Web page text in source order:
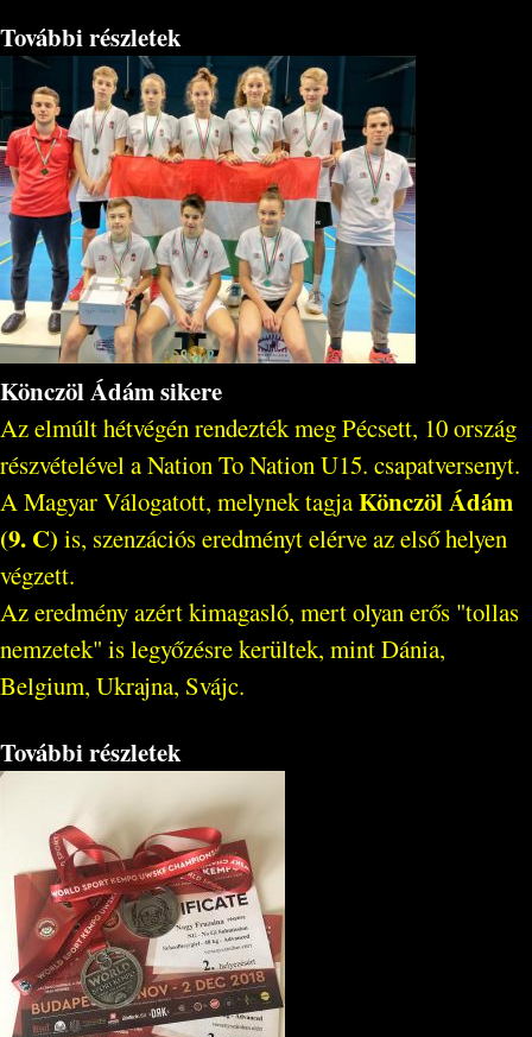
További részletek
Könczöl Ádám sikere
Az elmúlt hétvégén rendezték meg Pécsett, 10 ország
részvételével a Nation To Nation U15. csapatversenyt.
A Magyar Válogatott, melynek tagjaKönczöl Ádám
(9. C) is, szenzációs eredményt elérve az első helyen
végzett.
Az eredmény azért kimagasló, mert olyan erős "tollas
nemzetek" is legyőzésre kerültek, mint Dánia,
Belgium, Ukrajna, Svájc.
További részletek